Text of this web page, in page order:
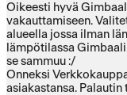
Oikeesti hyvä
vakauttamiseen.
alueella jossa ilman
lämpötilassa
se sammuu :/
Onneksi
asiakastansa. Palautin